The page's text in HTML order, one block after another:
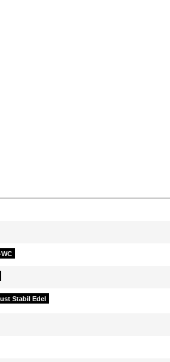
Stabil Edel